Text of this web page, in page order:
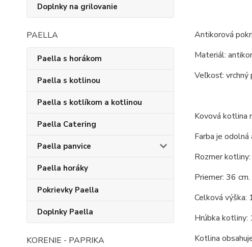
Doplnky na grilovanie
PAELLA
Paella s horákom
Paella s kotlinou
Paella s kotlíkom a kotlinou
Paella Catering
Paella panvice
Paella horáky
Pokrievky Paella
Doplnky Paella
KORENIE - PAPRIKA
Antikorová
Materiál:
Veľkosť: vrchný
Kovová kotlina
Farba je odolná
Rozmer kotliny:
Priemer: 36 cm.
Celková výška:
Hrúbka kotliny:
Kotlina